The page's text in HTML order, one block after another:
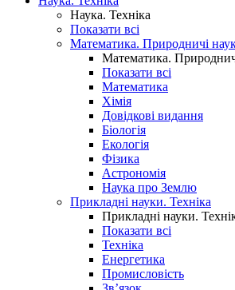
Наука. Техніка
Показати всі
Математика. Природничі
Математика.
Показати всі
Математика
Хімія
Довідкові видання
Біологія
Екологія
Фізика
Астрономія
Наука про Землю
Прикладні науки. Техніка
Прикладні науки.
Показати всі
Техніка
Енергетика
Промисловість